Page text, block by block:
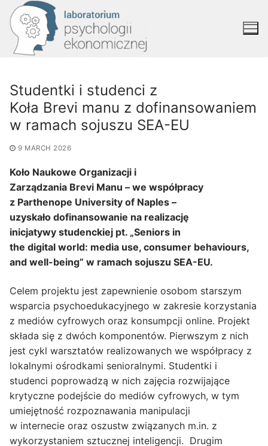
Studentki i studenci z
Koła Brevi manu z dofinansowaniem
w ramach sojuszu SEA-EU
9 MARCH 2026
Koło Naukowe Organizacji i
Zarządzania Brevi Manu – we współpracy
z Parthenope University of Naples –
uzyskało dofinansowanie na realizację
inicjatywy studenckiej pt. „Seniors in
the digital world: media use, consumer behaviours,
and well-being” w ramach sojuszu SEA-EU.
Celem projektu jest zapewnienie osobom starszym
wsparcia psychoedukacyjnego w zakresie korzystania
z mediów cyfrowych oraz konsumpcji online. Projekt
składa się z dwóch komponentów. Pierwszym z nich
jest cykl warsztatów realizowanych we współpracy z
lokalnymi ośrodkami senioralnymi. Studentki i
studenci poprowadzą w nich zajęcia rozwijające
krytyczne podejście do mediów cyfrowych, w tym
umiejętność rozpoznawania manipulacji
w internecie oraz oszustw związanych m.in. z
wykorzystaniem sztucznej inteligencji. Drugim